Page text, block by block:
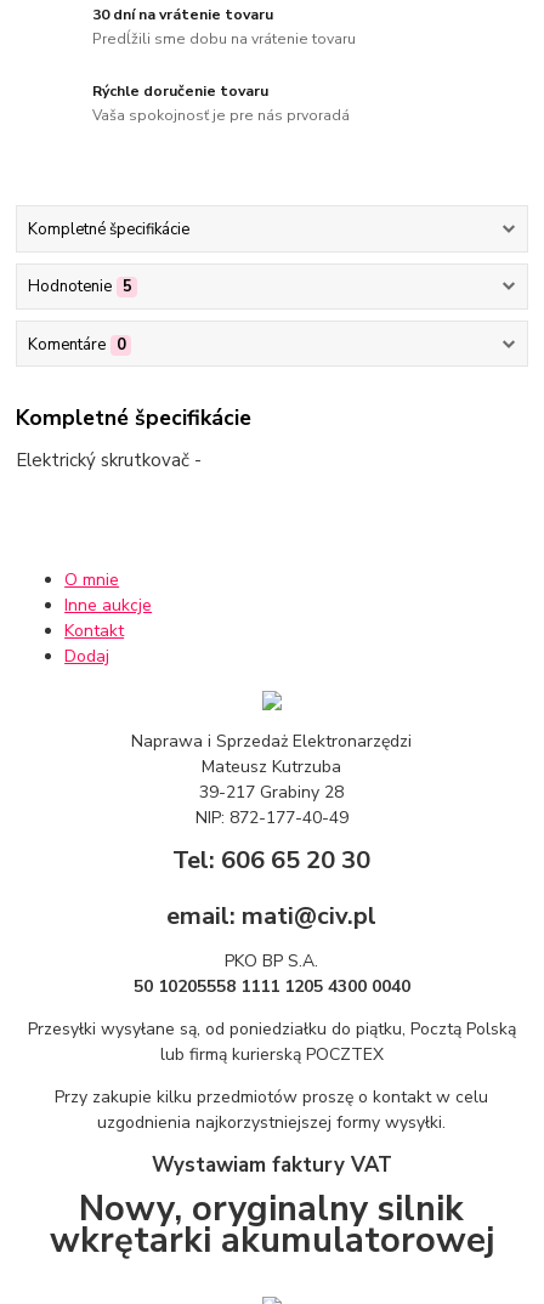
30 dní na vrátenie tovaru
Predĺžili sme dobu na vrátenie tovaru
Rýchle doručenie tovaru
Vaša spokojnosť je pre nás prvoradá
Kompletné špecifikácie
Hodnotenie 5
Komentáre 0
Kompletné špecifikácie
Elektrický skrutkovač -
O mnie
Inne aukcje
Kontakt
Dodaj
Naprawa i Sprzedaż Elektronarzędzi
Mateusz Kutrzuba
39-217 Grabiny 28
NIP: 872-177-40-49
Tel: 606 65 20 30
email: mati@civ.pl
PKO BP S.A.
50 10205558 1111 1205 4300 0040
Przesyłki wysyłane są, od poniedziałku do piątku, Pocztą Polską
lub firmą kurierską POCZTEX
Przy zakupie kilku przedmiotów proszę o kontakt w celu
uzgodnienia najkorzystniejszej formy wysyłki.
Wystawiam faktury VAT
Nowy, oryginalny silnik
wkrętarki akumulatorowej